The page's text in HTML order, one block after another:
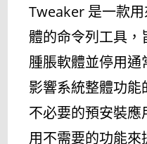
Tweaker 是一款
體的命令列工具
腫脹軟體並停用
影響系統整體功
不必要的預安裝
用不需要的功能